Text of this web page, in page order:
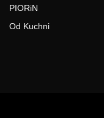
PIORiN
Od Kuchni